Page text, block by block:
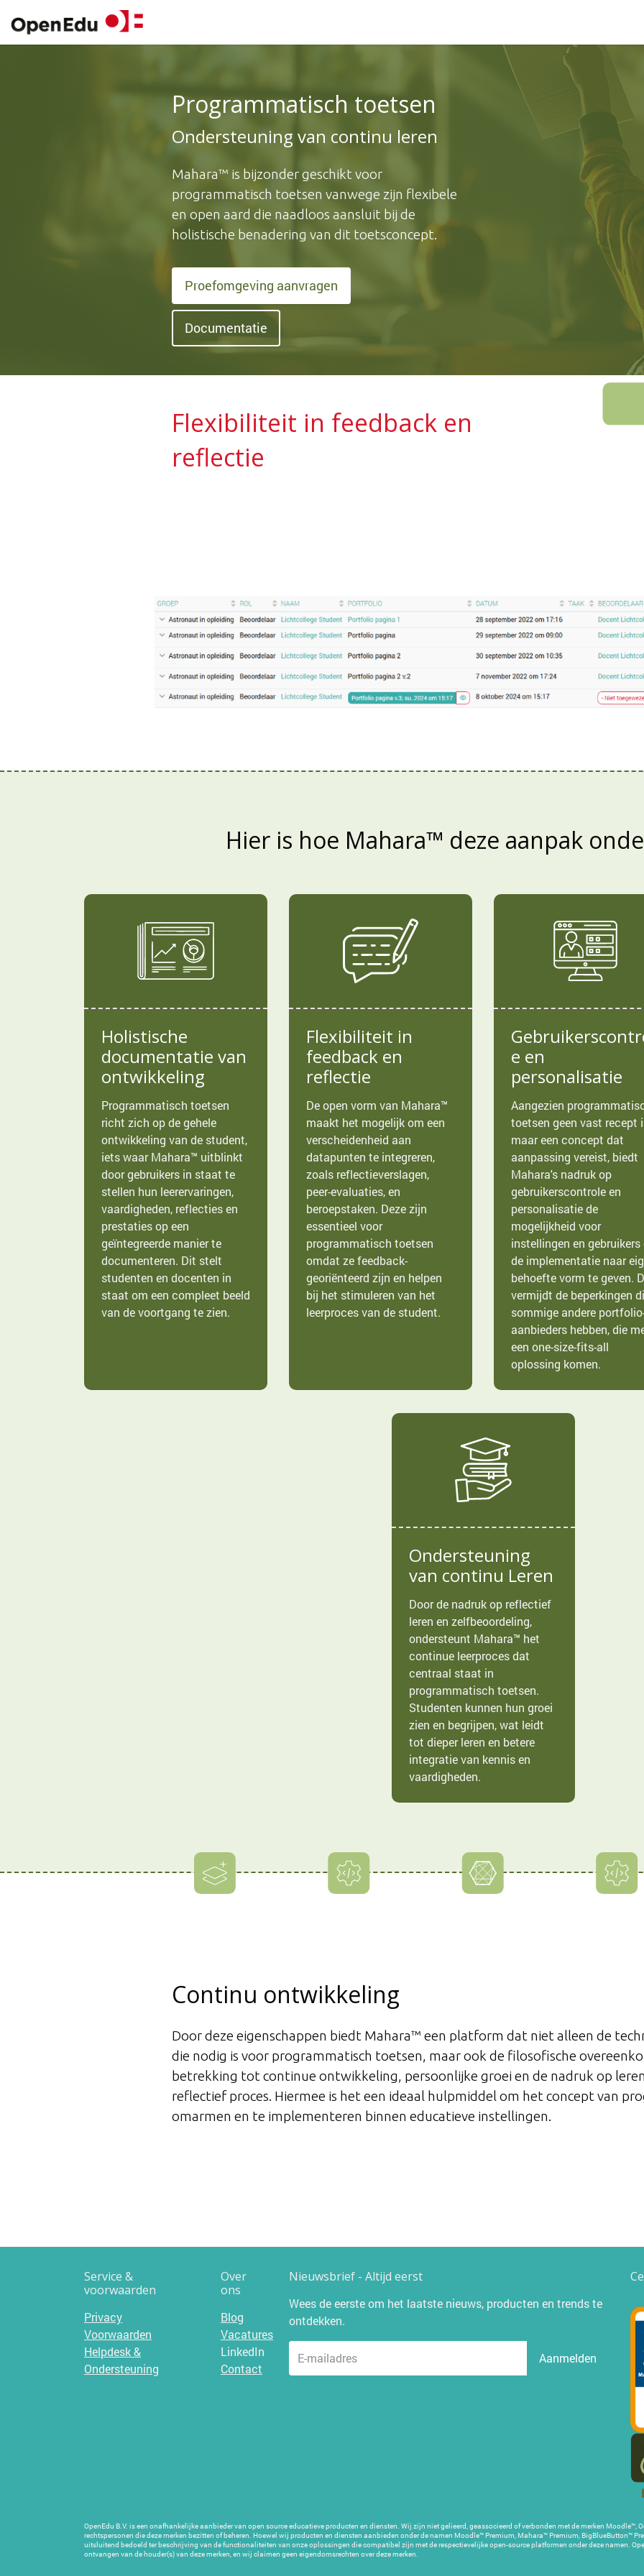
Programmatisch toetsen
Ondersteuning van continu leren
Mahara™ is bijzonder geschikt voor
programmatisch toetsen vanwege zijn flexibele
en open aard die naadloos aansluit bij de
holistische benadering van dit toetsconcept.
Proefomgeving aanvragen
Documentatie
Flexibiliteit in feedback en
reflectie
Hier is hoe Mahara™ deze aanpak
Holistische
documentatie van
ontwikkeling
Programmatisch toetsen
richt zich op de gehele
ontwikkeling van de student,
iets waar Mahara™ uitblinkt
door gebruikers in staat te
stellen hun leerervaringen,
vaardigheden, reflecties en
prestaties op een
geïntegreerde manier te
documenteren. Dit stelt
studenten en docenten in
staat om een compleet beeld
van de voortgang te zien.
Flexibiliteit in
feedback en
reflectie
De open vorm van Mahara™
maakt het mogelijk om een
verscheidenheid aan
datapunten te integreren,
zoals reflectieverslagen,
peer-evaluaties, en
beroepstaken. Deze zijn
essentieel voor
programmatisch toetsen
omdat ze feedback-
georiënteerd zijn en helpen
bij het stimuleren van het
leerproces van de student.
e en
personalisatie
Aangezien
toetsen geen vast recept
maar een concept dat
aanpassing vereist, biedt
Mahara's nadruk op
gebruikerscontrole en
personalisatie de
mogelijkheid voor
instellingen en gebruikers
de implementatie naar
behoefte vorm te geven.
vermijdt de beperkingen
sommige andere
aanbieders hebben, die
een one-size-fits-all
oplossing komen.
Ondersteuning
van continu Leren
Door de nadruk op reflectief
leren en zelfbeoordeling,
ondersteunt Mahara™ het
continue leerproces dat
centraal staat in
programmatisch toetsen.
Studenten kunnen hun groei
zien en begrijpen, wat leidt
tot dieper leren en betere
integratie van kennis en
vaardigheden.
Continu ontwikkeling
Door deze eigenschappen biedt Mahara™ een platform dat niet alleen de
die nodig is voor programmatisch toetsen, maar ook de filosofische
betrekking tot continue ontwikkeling, persoonlijke groei en de nadruk op
reflectief proces. Hiermee is het een ideaal hulpmiddel om het concept van
omarmen en te implementeren binnen educatieve instellingen.
Service &
voorwaarden
Privacy
Voorwaarden
Helpdesk &
Ondersteuning
Over
ons
Blog
Vacatures
LinkedIn
Contact
Nieuwsbrief - Altijd eerst
Wees de eerste om het laatste nieuws, producten en trends te
ontdekken.
Aanmelden
OpenEdu B.V. is een onafhankelijke aanbieder van open source educatieve producten en diensten. Wij zijn niet gelieerd, geassocieerd of verbonden met de merken Moodle™,
rechtspersonen die deze merken bezitten of beheren. Hoewel wij producten en diensten aanbieden onder de namen Moodle™ Premium, Mahara™ Premium, BigBlueButton™
uitsluitend bedoeld ter beschrijving van de functionaliteiten van onze oplossingen die compatibel zijn met de respectievelijke open-source platformen onder deze namen.
ontvangen van de houder(s) van deze merken, en wij claimen geen eigendomsrechten over deze merken.